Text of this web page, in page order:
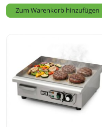
Zum Warenkorb hinzufügen